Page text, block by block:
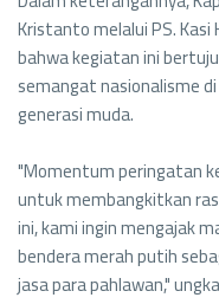
Kristanto melalui PS.
bahwa kegiatan ini
semangat nasionalisme
generasi muda.
"Momentum peringatan
untuk membangkitkan
ini, kami ingin mengajak
bendera merah putih
jasa para pahlawan,"